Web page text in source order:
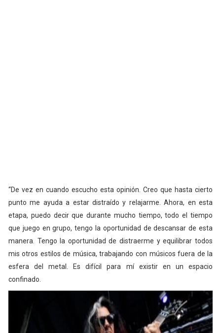
“De vez en cuando escucho esta opinión. Creo que hasta cierto
punto me ayuda a estar distraído y relajarme. Ahora, en esta
etapa, puedo decir que durante mucho tiempo, todo el tiempo
que juego en grupo, tengo la oportunidad de descansar de esta
manera. Tengo la oportunidad de distraerme y equilibrar todos
mis otros estilos de música, trabajando con músicos fuera de la
esfera del metal. Es difícil para mí existir en un espacio
confinado.